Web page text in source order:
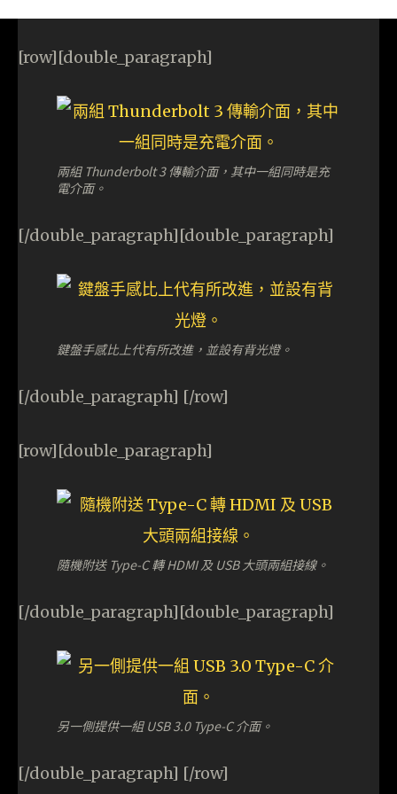
[row][double_paragraph]
兩組 Thunderbolt 3 傳輸介面，其中一組同時是充
電介面。
[/double_paragraph][double_paragraph]
鍵盤手感比上代有所改進，並設有背光燈。
[/double_paragraph] [/row]
[row][double_paragraph]
隨機附送 Type-C 轉 HDMI 及 USB 大頭兩組接線。
[/double_paragraph][double_paragraph]
另一側提供一組 USB 3.0 Type-C 介面。
[/double_paragraph] [/row]